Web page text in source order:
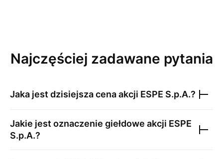
Najczęściej zadawane pytania
Jaka jest dzisiejsza cena akcji ESPE S.p.A.?
Jakie jest oznaczenie giełdowe akcji ESPE
S.p.A.?